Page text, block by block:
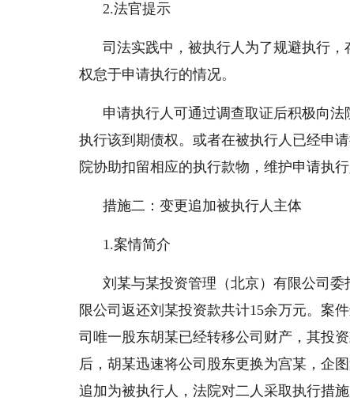
2.法官提示
司法实践中，被执行人为了规避执行
权怠于申请执行的情况。
申请执行人可通过调查取证后积极向
执行该到期债权。或者在被执行人已经申
院协助扣留相应的执行款物，维护申请执行
措施二：变更追加被执行人主体
1.案情简介
刘某与某投资管理（北京）有限公司
限公司返还刘某投资款共计15余万元。案
司唯一股东胡某已经转移公司财产，其投
后，胡某迅速将公司股东更换为宫某，企
追加为被执行人，法院对二人采取执行措